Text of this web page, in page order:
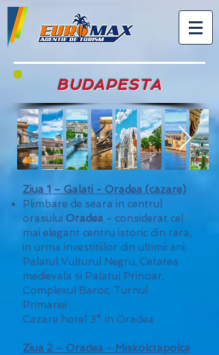
BUDAPESTA
Ziua 1 – Galati - Oradea (cazare)
Plimbare de seara in centrul
orasului Oradea - considerat cel
mai elegant centru istoric din tara,
in urma investitiilor din ultimii ani:
Palatul Vulturul Negru, Cetatea
medievala si Palatul Princiar,
Complexul Baroc, Turnul
Primariei
Cazare hotel 3* in Oradea
Ziua 2 – Oradea - Miskolctapolca